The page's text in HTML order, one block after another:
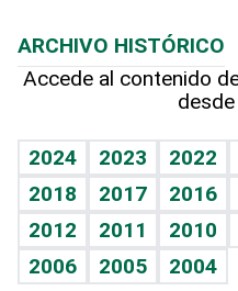
Hablando con el pediatra
Vida y familia
Eñe
Celebrando la vida
Sin complejos
TBT Deportivo
Más firmas
Hecho en casa
Guía del dinero
Cumpleaños
Horóscopos
Crucigramas
ARCHIVO HISTÓRICO
Accede al contenido
2024 2023 2022
2018
2017 2016
2012
2011 2010
2006
2005 2004